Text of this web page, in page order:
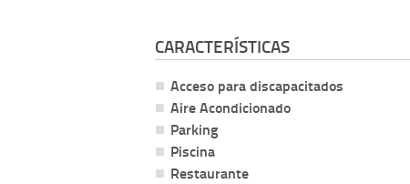
CARACTERÍSTICAS
Acceso para discapacitados
Aire Acondicionado
Parking
Piscina
Restaurante